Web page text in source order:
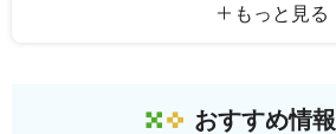
もっと見る
おすすめ情報